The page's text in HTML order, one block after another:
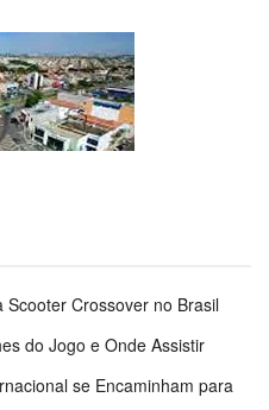
Scooter Crossover no Brasil
do Jogo e Onde Assistir
se Encaminham para